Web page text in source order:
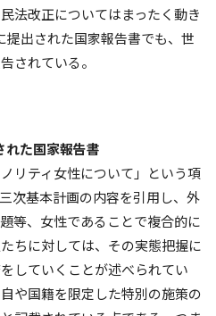
法改正についてはまったく動き
提出された国家報告書でも、世
されている。
れた国家報告書
リティ女性について」という項
次基本計画の内容を引用し、外
等、女性であることで複合的に
ちに対しては、その実態把握に
していくことが述べられてい
や国籍を限定した特別の施策の